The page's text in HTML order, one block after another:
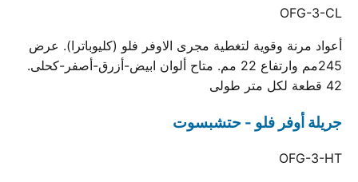
OFG-3-CL
أعواد مرنة وقوية لتغطية مجرى الاوفر فلو (كليوباترا). عرض
245مم وارتفاع 22 مم. متاح ألوان ابيض-أزرق-أصفر-كحلى.
42 قطعة لكل متر طولى
جريلة أوفر فلو - حتشبسوت
OFG-3-HT